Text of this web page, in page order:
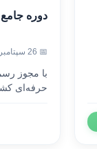
دوره
📅 26 سپتامبر 2023
با مجوز
حرفه‌ای